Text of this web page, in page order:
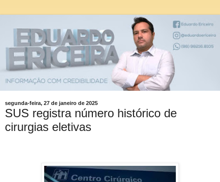
segunda-feira, 27 de janeiro de 2025
SUS registra número histórico de
cirurgias eletivas